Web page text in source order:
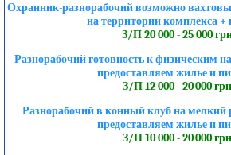
Охранник-разнорабочий возможно
на территории комплекса +
З/П 20 000 - 25 000
Разнорабочий готовность к физическим
предоставляем жилье и
З/П 12 000 - 20 000
Разнорабочий в конный клуб на мелкий
предоставляем жилье и
З/П 10 000 - 20 000